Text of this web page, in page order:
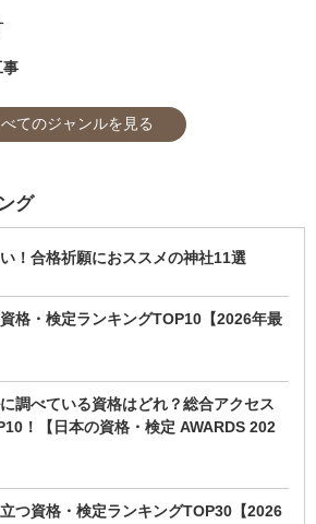
事
てのジャンルを見る
グ
！合格祈願におススメの神社11選
格・検定ランキングTOP10【2026年最
調べている資格はどれ？総合アクセス
！【日本の資格・検定 AWARDS 202
つ資格・検定ランキングTOP30【2026